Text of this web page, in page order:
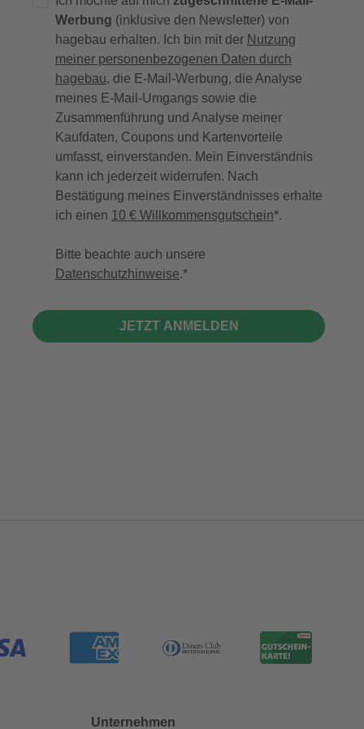
Werbung (inklusive den Newsletter) von
hagebau erhalten. Ich bin mit der Nutzung
meiner personenbezogenen Daten durch
hagebau, die E-Mail-Werbung, die Analyse
meines E-Mail-Umgangs sowie die
Zusammenführung und Analyse meiner
Kaufdaten, Coupons und Kartenvorteile
umfasst, einverstanden. Mein Einverständnis
kann ich jederzeit widerrufen. Nach
Bestätigung meines Einverständnisses erhalte
ich einen 10 € Willkommensgutschein*.
Bitte beachte auch unsere
Datenschutzhinweise.
JETZT ANMELDEN
Unternehmen